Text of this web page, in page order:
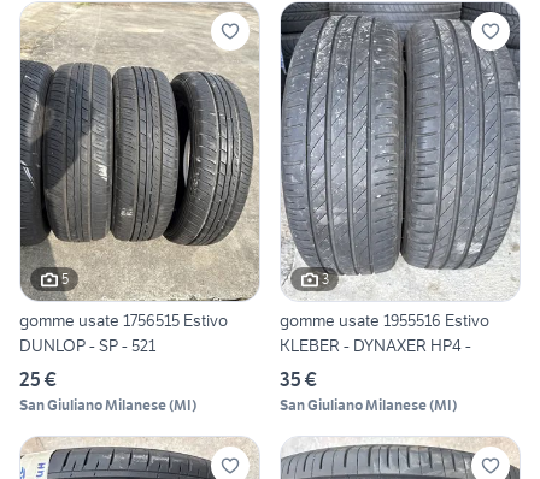
5
gomme usate 1756515 Estivo
DUNLOP - SP - 521
25 €
San Giuliano Milanese(MI)
3
gomme usate 1955516 Estivo
KLEBER - DYNAXER HP4 -
35 €
San Giuliano Milanese(MI)